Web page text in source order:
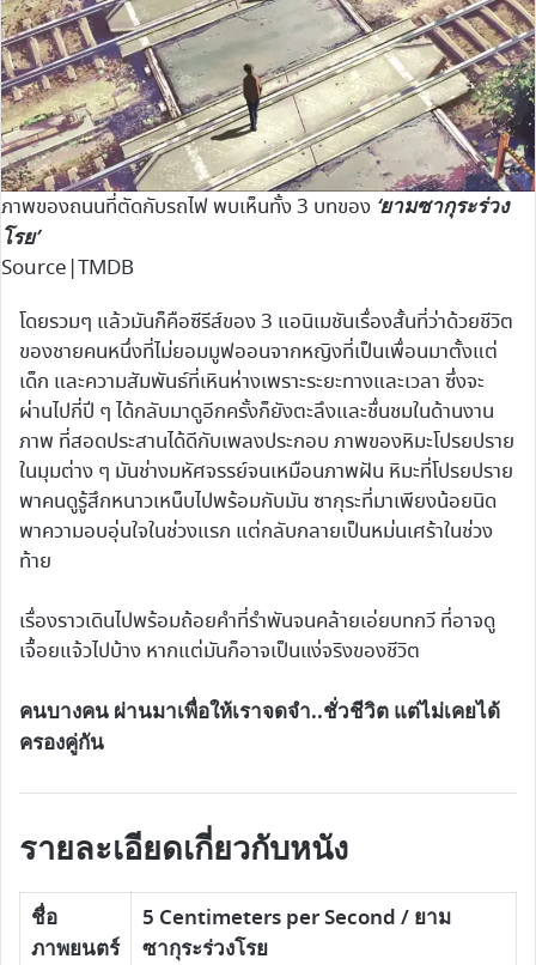
ภาพของถนนที่ตัดกับรถไฟ พบเห็นทั้ง 3 บทของ ‘ยามซากุระร่วง
โรย’
Source|TMDB
โดยรวมๆ แล้วมันก็คือซีรีส์ของ 3 แอนิเมชันเรื่องสั้นที่ว่าด้วยชีวิต
ของชายคนหนึ่งที่ไม่ยอมมูฟออนจากหญิงที่เป็นเพื่อนมาตั้งแต่
เด็ก และความสัมพันธ์ที่เหินห่างเพราะระยะทางและเวลา ซึ่งจะ
ผ่านไปกี่ปี ๆ ได้กลับมาดูอีกครั้งก็ยังตะลึงและชื่นชมในด้านงาน
ภาพ ที่สอดประสานได้ดีกับเพลงประกอบ ภาพของหิมะโปรยปราย
ในมุมต่าง ๆ มันช่างมหัศจรรย์จนเหมือนภาพฝัน หิมะที่โปรยปราย
พาคนดูรู้สึกหนาวเหน็บไปพร้อมกับมัน ซากุระที่มาเพียงน้อยนิด
พาความอบอุ่นใจในช่วงแรก แต่กลับกลายเป็นหม่นเศร้าในช่วง
ท้าย
เรื่องราวเดินไปพร้อมถ้อยคำที่รำพันจนคล้ายเอ่ยบทกวี ที่อาจดู
เจื้อยแจ้วไปบ้าง หากแต่มันก็อาจเป็นแง่จริงของชีวิต
คนบางคน ผ่านมาเพื่อให้เราจดจำ..ชั่วชีวิต แต่ไม่เคยได้
ครองคู่กัน
รายละเอียดเกี่ยวกับหนัง
ชื่อ
ภาพยนตร์
5 Centimeters per Second / ยาม
ซากุระร่วงโรย